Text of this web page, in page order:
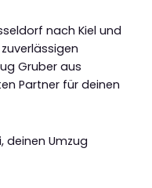
nach Kiel und
Gruber aus
Partner für deinen
deinen Umzug